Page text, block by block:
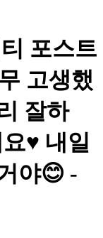
포스트
고생했
잘하
♥️ 내일
야😊 -